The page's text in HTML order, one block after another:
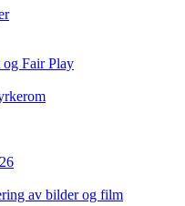
og Fair Play
av bilder og film